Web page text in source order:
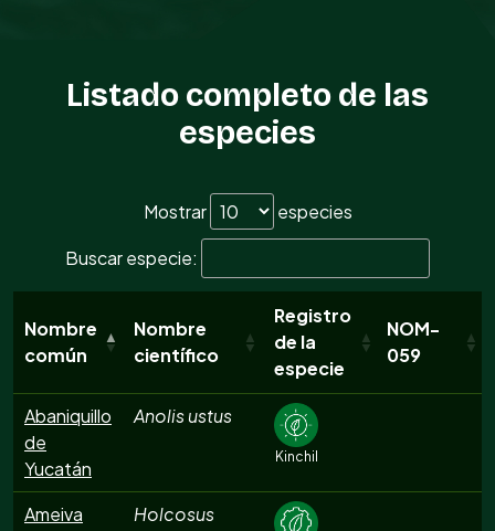
Listado completo de las
especies
Mostrar
especies
Buscar especie:
Nombre
común
Nombre
científico
Registro
de la
especie
NOM-
059
Abaniquillo
de
Yucatán
Anolis ustus
Kinchil
Ameiva
Holcosus